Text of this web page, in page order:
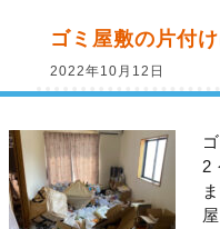
ゴミ屋敷の片付
2022年10月12日
2